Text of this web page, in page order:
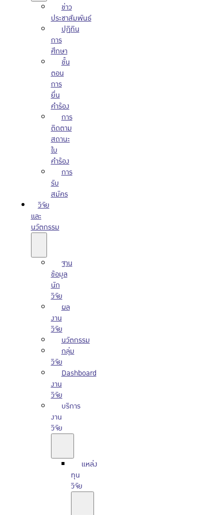
ข่าว
ประชาสัมพันธ์
ปฏิทิน
การ
ศึกษา
ขั้น
ตอน
การ
ยื่น
คำร้อง
การ
ติดตาม
สถานะ
ใบ
คำร้อง
การ
รับ
สมัคร
วิจัย
และ
นวัตกรรม
ฐาน
ข้อมูล
นัก
วิจัย
ผล
งาน
วิจัย
นวัตกรรม
กลุ่ม
วิจัย
Dashboard
งาน
วิจัย
บริการ
งาน
วิจัย
แหล่ง
ทุน
วิจัย